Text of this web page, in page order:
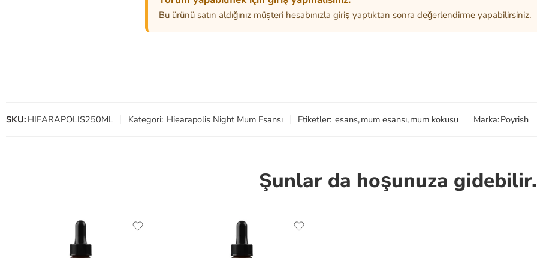
Bu ürünü satın aldığınız müşteri hesabınızla giriş yaptıktan sonra değerlendirme yapabilirsiniz.
SKU: HIEARAPOLIS250ML Kategori: Hiearapolis Night Mum Esansı Etiketler: esans,mum esansı,mum kokusu Marka:Poyrish
Şunlar da hoşunuza